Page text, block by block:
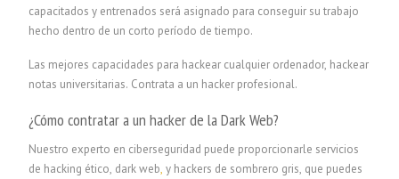
capacitados y entrenados será asignado para conseguir su trabajo
hecho dentro de un corto período de tiempo.
Las mejores capacidades para hackear cualquier ordenador, hackear
notas universitarias. Contrata a un hacker profesional.
¿Cómo contratar a un hacker de la Dark Web?
Nuestro experto en ciberseguridad puede proporcionarle servicios
de hacking ético, dark web, y hackers de sombrero gris, que puedes